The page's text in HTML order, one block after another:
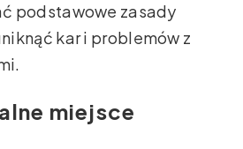
podstawowe zasady
kar i problemów z
miejsce